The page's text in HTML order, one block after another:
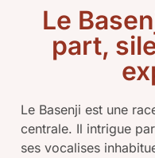
Le
part,
Le Basenji est une
centrale. Il intrigue
ses vocalises